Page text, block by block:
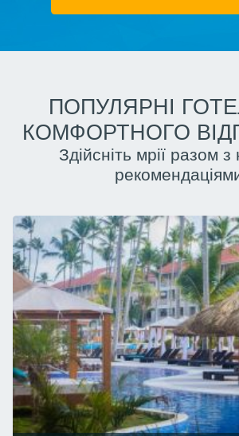
ПОПУЛЯРНІ
КОМФОРТНОГО
Здійсніть мрії разом